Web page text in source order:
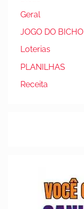
Geral
JOGO DO BICHO
Loterias
PLANILHAS
Receita